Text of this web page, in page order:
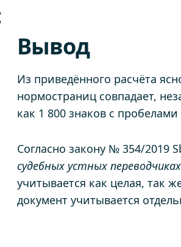
Вывод
Из приведённого расчёта
нормостраниц совпадает,
как 1 800 знаков с
Согласно закону № 354/2019
судебных устных переводчиках
учитывается как целая, так
документ учитывается